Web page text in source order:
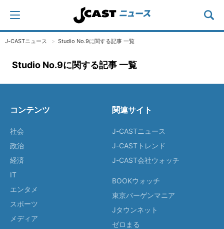
J-CASTニュース Studio No.9に関する記事 一覧
Studio No.9に関する記事 一覧
コンテンツ
社会
政治
経済
IT
エンタメ
スポーツ
メディア
関連サイト
J-CASTニュース
J-CASTトレンド
J-CAST会社ウォッチ
BOOKウォッチ
東京バーゲンマニア
Jタウンネット
ゼロまる